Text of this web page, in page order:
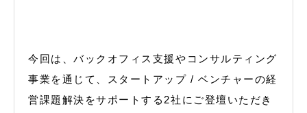
今回は、バックオフィス支援やコンサルティング
事業を通じて、スタートアップ / ベンチャーの経
営課題解決をサポートする2社にご登壇いただき